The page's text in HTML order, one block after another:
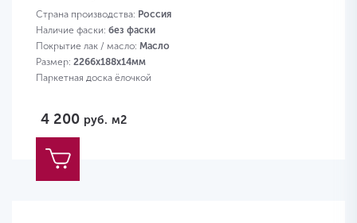
Страна производства: Россия
Наличие фаски: без фаски
Покрытие лак / масло: Масло
Размер: 2266х188х14мм
Паркетная доска ёлочкой
4 200 руб. м2